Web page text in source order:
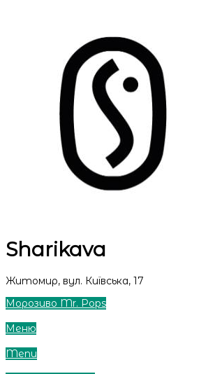
Sharikava
Житомир, вул. Київська, 17
Морозиво Mr. Pops
Меню
Menu